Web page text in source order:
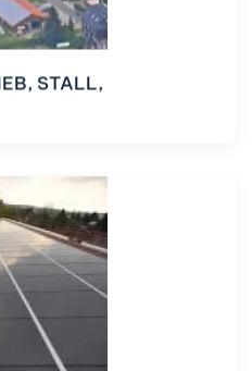
STALL,